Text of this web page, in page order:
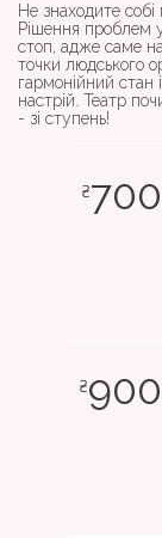
Не знаходите
Рішення проблем
стоп, адже саме на
точки людського
гармонійний стан
настрій. Театр
- зі ступень!
₴
₴